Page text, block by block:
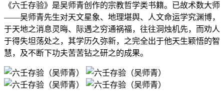
《六壬存验》是吴师青创作的宗教哲学类书籍。已故术数大师
――吴师青先生对天文星象、地理堪舆、人文命运学究渊博，
于天地之消息灵晦、际遇之穷通祸福，往往洞烛机先，而劝人
于得失坦荡处之，其学历久弥新，之完全出于他天生颖悟的智
慧，及不断下功夫苦苦钻之研之的成果。